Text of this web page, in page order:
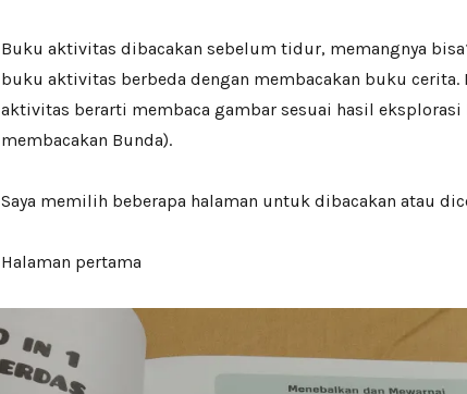
Buku aktivitas dibacakan sebelum tidur, memangnya
buku aktivitas berbeda dengan membacakan buku cerita.
aktivitas berarti membaca gambar sesuai hasil eksplorasi
membacakan Bunda).
Saya memilih beberapa halaman untuk dibacakan atau
Halaman pertama